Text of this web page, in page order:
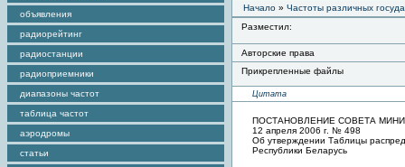
объявления
радиорейтинг
радиостанции
радиоприемники
диапазоны частот
таблица частот
аэродромы
статьи
Начало » Частоты различных
Разместил:
Авторские права
Прикрепленные файлы
Цитата
ПОСТАНОВЛЕНИЕ СОВЕТА
12 апреля 2006 г. № 498
Об утверждении Таблицы
Республики Беларусь